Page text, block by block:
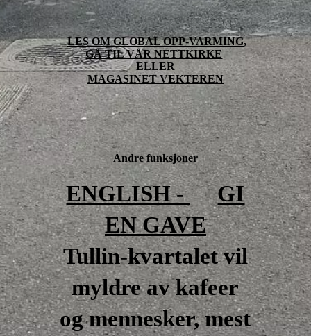
LES OM GLOBAL OPP-VARMING,
GÅ TIL VÅR NETTKIRKE
ELLER
MAGASINET VEKTEREN
Andre funksjoner
ENGLISH -
GI
EN GAVE
Tullin-kvartalet vil
myldre av kafeer
og mennesker, mest